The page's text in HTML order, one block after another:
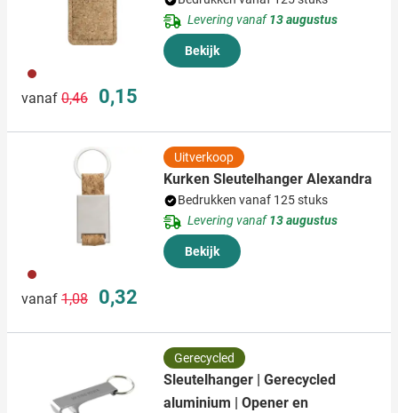
011
vanaf Normale prijs
0,46 Speciale prijs
0,15
Levering vanaf13 augustus
Bekijk
011
vanaf Normale prijs
1,08 Speciale prijs
0,32
Uitverkoop
Kurken Sleutelhanger Alexandra
Bedrukken vanaf 125 stuks
Levering vanaf13 augustus
Bekijk
Gerecycled
Sleutelhanger | Gerecycled
aluminium | Opener en